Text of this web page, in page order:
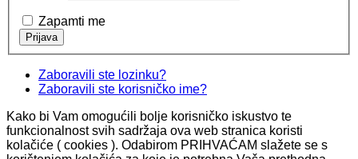
Zapamti me
Zaboravili ste lozinku?
Zaboravili ste korisničko ime?
Kako bi Vam omogućili bolje korisničko iskustvo te
funkcionalnost svih sadržaja ova web stranica koristi
kolačiće ( cookies ). Odabirom PRIHVAĆAM slažete se s